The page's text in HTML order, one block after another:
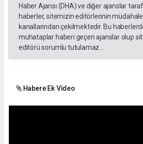
Haber Ajansı (DHA) ve diğer ajanslar
haberler, sitemizin editörlerinin
kanallarından çekilmektedir. Bu
muhataplar haberi geçen ajanslar olup
editörü sorumlu tutulamaz...
Habere Ek Video